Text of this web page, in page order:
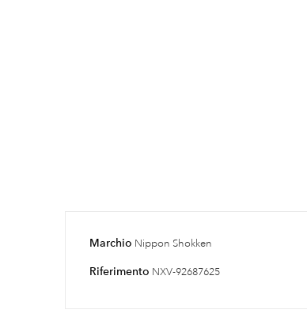
Marchio Nippon Shokken
Riferimento NXV-92687625